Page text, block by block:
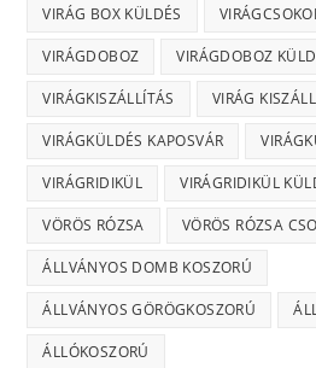
VIRÁG BOX KÜLDÉS
VIRÁGDOBOZ VIRÁGDOBOZ
VIRÁGKISZÁLLÍTÁS VIRÁG
VIRÁGKÜLDÉS KAPOSVÁR
VIRÁGRIDIKÜL VIRÁGRIDIKÜL
VÖRÖS RÓZSA VÖRÖS RÓZSA
ÁLLVÁNYOS DOMB KOSZORÚ
ÁLLVÁNYOS GÖRÖGKOSZORÚ
ÁLLÓKOSZORÚ